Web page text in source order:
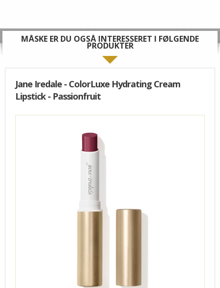
MÅSKE ER DU OGSÅ INTERESSERET I FØLGENDE
PRODUKTER
Jane Iredale - ColorLuxe Hydrating Cream
Lipstick - Passionfruit